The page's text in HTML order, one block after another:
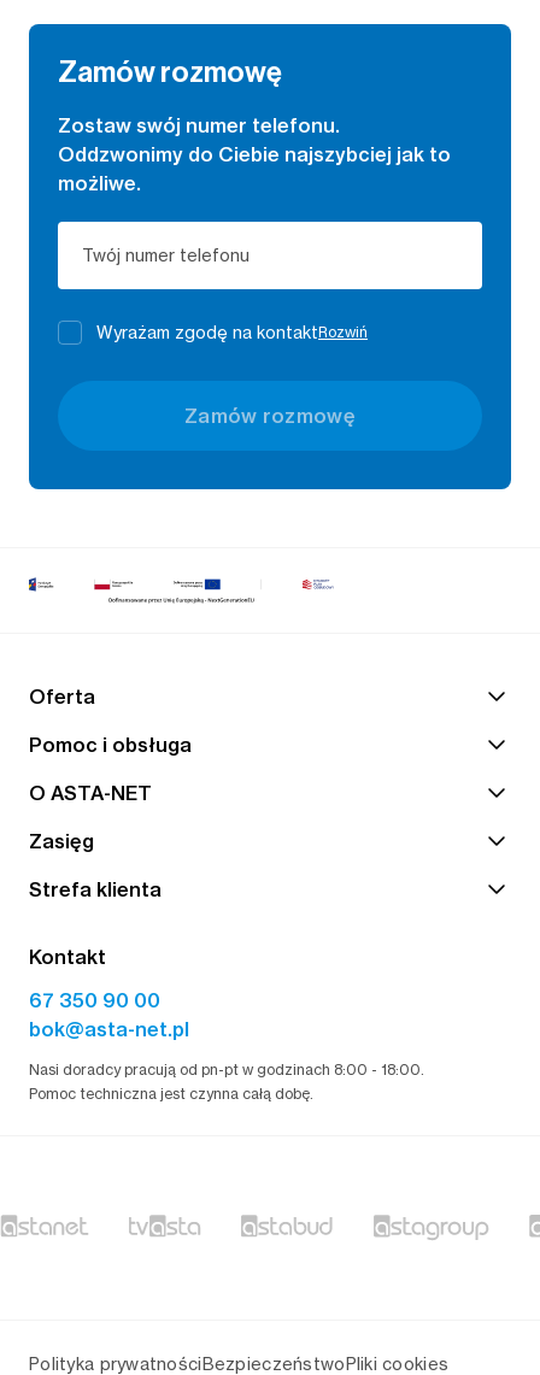
Zamów rozmowę
Zostaw swój numer telefonu.
Oddzwonimy do Ciebie najszybciej jak to
możliwe.
Twój numer telefonu
Wyrażam zgodę na kontaktRozwiń
Zamów rozmowę
Oferta
Pomoc i obsługa
O ASTA-NET
Zasięg
Strefa klienta
Kontakt
67 350 90 00
bok@asta-net.pl
Nasi doradcy pracują od pn-pt w godzinach 8:00 - 18:00.
Pomoc techniczna jest czynna całą dobę.
Polityka prywatnościBezpieczeństwoPliki cookies